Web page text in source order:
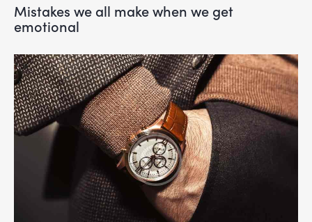
Mistakes we all make when we get
emotional